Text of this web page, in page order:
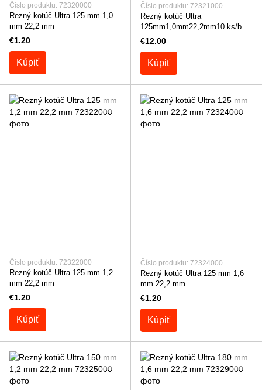
Číslo produktu: 72320000
Rezný kotúč Ultra 125 mm 1,0
mm 22,2 mm
€1.20
Kúpiť
Číslo produktu: 72321000
Rezný kotúč Ultra
125mm1,0mm22,2mm10 ks/b
€12.00
Kúpiť
Číslo produktu: 72322000
Rezný kotúč Ultra 125 mm 1,2
mm 22,2 mm
€1.20
Kúpiť
Číslo produktu: 72324000
Rezný kotúč Ultra 125 mm 1,6
mm 22,2 mm
€1.20
Kúpiť